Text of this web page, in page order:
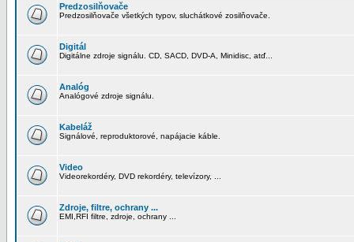
Predzosilňovače
Predzosilňovače všetkých typov, sluchátkové zosilňovače.
Digitál
Digitálne zdroje signálu. CD, SACD, DVD-A, Minidisc, atď...
Analóg
Analógové zdroje signálu.
Kabeláž
Signálové, reproduktorové, napájacie káble.
Video
Videorekordéry, DVD rekordéry, televízory, ...
Zdroje, filtre, ochrany ...
EMI,RFI filtre, zdroje, ochrany ...